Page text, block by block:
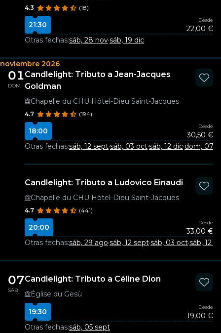
4.3 (18)
21:30
Desde
22,00 €
Otras fechas:sáb, 28 nov·sáb, 19 dic
noviembre 2026
01
DOM
Candlelight: Tributo a Jean-Jacques
Goldman
Chapelle du CHU Hôtel-Dieu Saint-Jacques
4.7 (194)
18:00
Desde
30,50 €
Otras fechas:sáb, 12 sept·sáb, 03 oct·sáb, 12 dic·dom, 07
Candlelight: Tributo a Ludovico Einaudi
Chapelle du CHU Hôtel-Dieu Saint-Jacques
4.7 (441)
20:00
Desde
33,00 €
Otras fechas:sáb, 29 ago·sáb, 12 sept·sáb, 03 oct·sáb, 12
07
SÁB
Candlelight: Tributo a Céline Dion
Église du Gesù
19:30
Desde
19,00 €
Otras fechas:sáb, 05 sept